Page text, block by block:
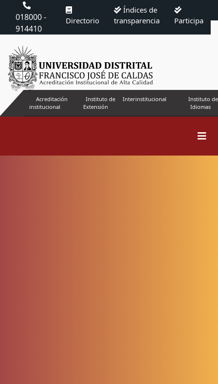
018000 -
914410
Directorio
Índices de
transparencia
Participa
Acreditación
institucional
Instituto de
Extensión
Interinstitucional
Instituto de
Idiomas